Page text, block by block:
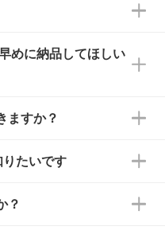
払いに対応可能で
策委員会や個人様
、同様の条件でご
でお気軽にご相談
ただいた場合の
ル添付でお送りし
に関する備考欄』
から約2週間～2
で出荷いたしま
めに納品してほしい
お問い合わせ・お
。
ますか？
、注文確定のご連
承ください。
たいです
ページにある商品
？